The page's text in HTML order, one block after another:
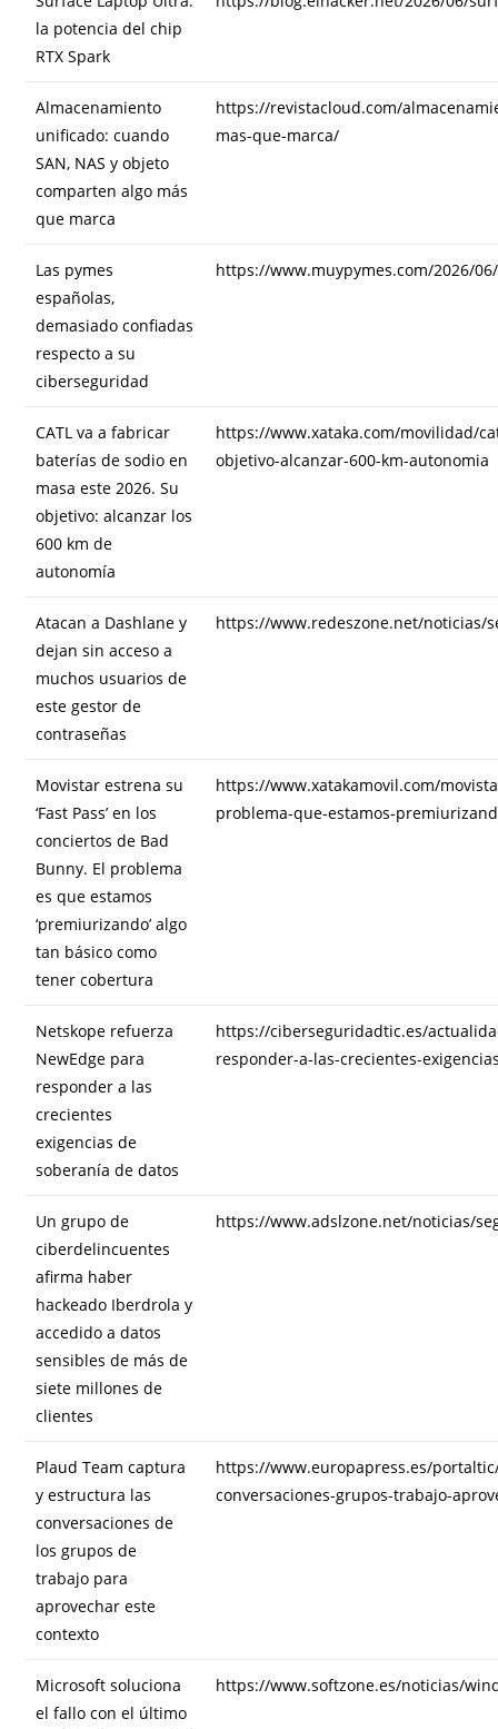
la potencia del chip
RTX Spark
Almacenamiento
unificado: cuando
SAN, NAS y objeto
comparten algo más
que marca
https://revistacloud.com/
mas-que-marca/
Las pymes
españolas,
demasiado confiadas
respecto a su
ciberseguridad
https://www.muypymes.com/2026/
CATL va a fabricar
baterías de sodio en
masa este 2026. Su
objetivo: alcanzar los
600 km de
autonomía
https://www.xataka.com/movilidad/
objetivo-alcanzar-600-km-autonomia
Atacan a Dashlane y
dejan sin acceso a
muchos usuarios de
este gestor de
contraseñas
https://www.redeszone.net/noticias/
Movistar estrena su
‘Fast Pass’ en los
conciertos de Bad
Bunny. El problema
es que estamos
‘premiurizando’ algo
tan básico como
tener cobertura
https://www.xatakamovil.com/
problema-que-estamos-
Netskope refuerza
NewEdge para
responder a las
crecientes
exigencias de
soberanía de datos
https://ciberseguridadtic.es/
responder-a-las-crecientes-
Un grupo de
ciberdelincuentes
afirma haber
hackeado Iberdrola y
accedido a datos
sensibles de más de
siete millones de
clientes
https://www.adslzone.net/noticias/
Plaud Team captura
y estructura las
conversaciones de
los grupos de
trabajo para
aprovechar este
contexto
https://www.europapress.es/
conversaciones-grupos-trabajo-
Microsoft soluciona
el fallo con el último
https://www.softzone.es/noticias/